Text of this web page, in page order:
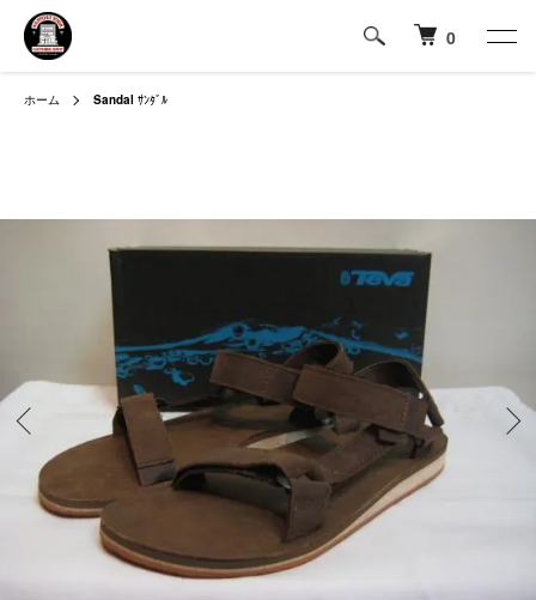
0
ホーム Sandal ｻﾝﾀﾞﾙ